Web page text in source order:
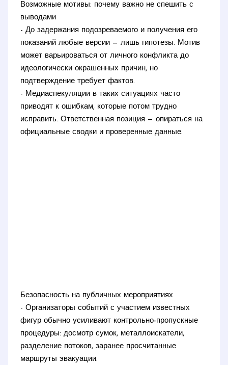
Возможные мотивы: почему важно не спешить с
выводами
- До задержания подозреваемого и получения его
показаний любые версии — лишь гипотезы. Мотив
может варьироваться от личного конфликта до
идеологически окрашенных причин, но
подтверждение требует фактов.
- Медиаспекуляции в таких ситуациях часто
приводят к ошибкам, которые потом трудно
исправить. Ответственная позиция — опираться на
официальные сводки и проверенные данные.
Безопасность на публичных мероприятиях
- Организаторы событий с участием известных
фигур обычно усиливают контрольно-пропускные
процедуры: досмотр сумок, металлоискатели,
разделение потоков, заранее просчитанные
маршруты эвакуации.